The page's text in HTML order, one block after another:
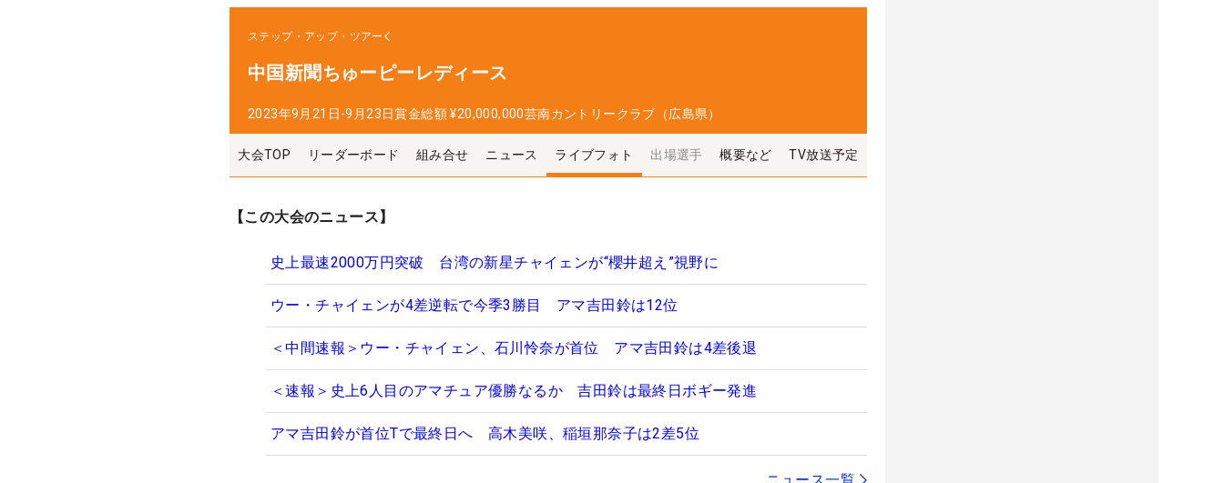
ステップ・アップ・ツアー
中国新聞ちゅーピーレディース
2023年9月21日-9月23日賞金総額 ¥20,000,000芸南カントリークラブ（広島県）
大会TOP リーダーボード 組み合せ ニュース ライブフォト 出場選手 概要など TV放送予定
【この大会のニュース】
史上最速2000万円突破 台湾の新星チャイェンが“櫻井超え”視野に
ウー・チャイェンが4差逆転で今季3勝目 アマ吉田鈴は12位
＜中間速報＞ウー・チャイェン、石川怜奈が首位 アマ吉田鈴は4差後退
＜速報＞史上6人目のアマチュア優勝なるか 吉田鈴は最終日ボギー発進
アマ吉田鈴が首位Tで最終日へ 高木美咲、稲垣那奈子は2差5位